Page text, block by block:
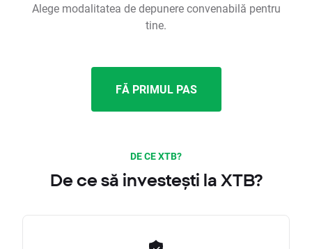
Alege modalitatea de depunere convenabilă pentru
tine.
FĂ PRIMUL PAS
DE CE XTB?
De ce să investești la XTB?